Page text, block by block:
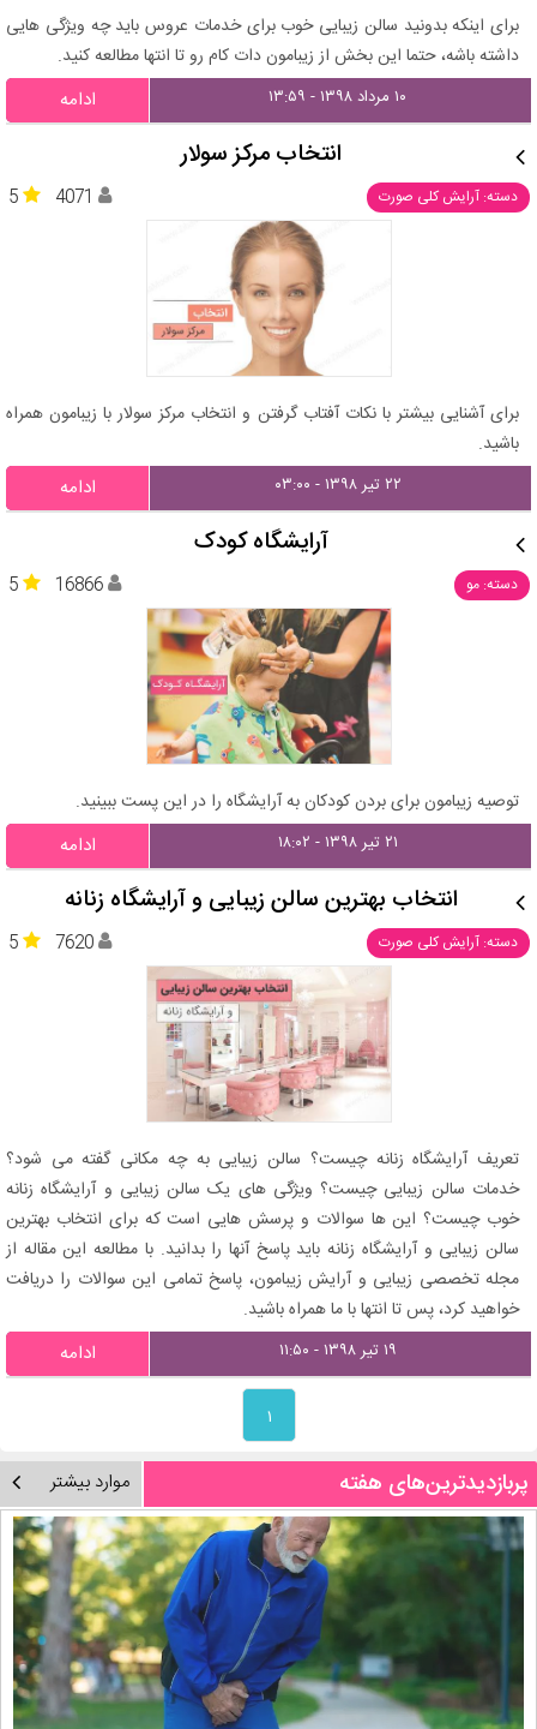
برای اینکه بدونید سالن زیبایی خوب برای خدمات عروس باید چه ویژگی هایی
داشته باشه، حتما این بخش از زیبامون دات کام رو تا انتها مطالعه کنید.
۱۰ مرداد ۱۳۹۸ - ۱۳:۵۹ ادامه
انتخاب مرکز سولار
دسته: آرایش کلی صورت 5 4071
برای آشنایی بیشتر با نکات آفتاب گرفتن و انتخاب مرکز سولار با زیبامون همراه
باشید.
۲۲ تیر ۱۳۹۸ - ۰۳:۰۰ ادامه
آرایشگاه کودک
دسته: مو 5 16866
توصیه زیبامون برای بردن کودکان به آرایشگاه را در این پست ببینید.
۲۱ تیر ۱۳۹۸ - ۱۸:۰۲ ادامه
انتخاب بهترین سالن زیبایی و آرایشگاه زنانه
دسته: آرایش کلی صورت 5 7620
تعریف آرایشگاه زنانه چیست؟ سالن زیبایی به چه مکانی گفته می شود؟
خدمات سالن زیبایی چیست؟ ویژگی های یک سالن زیبایی و آرایشگاه زنانه
خوب چیست؟ این ها سوالات و پرسش هایی است که برای انتخاب بهترین
سالن زیبایی و آرایشگاه زنانه باید پاسخ آنها را بدانید. با مطالعه این مقاله از
مجله تخصصی زیبایی و آرایش زیبامون، پاسخ تمامی این سوالات را دریافت
خواهید کرد، پس تا انتها با ما همراه باشید.
۱۹ تیر ۱۳۹۸ - ۱۱:۵۰ ادامه
۱
پربازدیدترین‌های هفته موارد بیشتر